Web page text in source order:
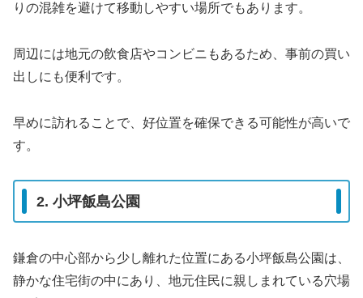
りの混雑を避けて移動しやすい場所でもあります。
周辺には地元の飲食店やコンビニもあるため、事前の買い
出しにも便利です。
早めに訪れることで、好位置を確保できる可能性が高いで
す。
2. 小坪飯島公園
鎌倉の中心部から少し離れた位置にある小坪飯島公園は、
静かな住宅街の中にあり、地元住民に親しまれている穴場